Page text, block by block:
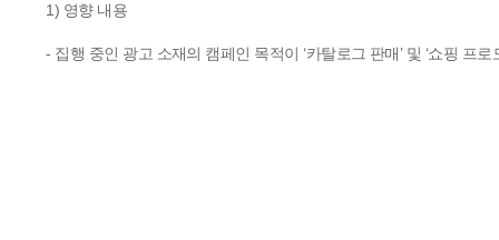
1) 영향 내용
- 집행 중인 광고 소재의 캠페인 목적이 ‘카탈로그 판매 ’ 및 ‘쇼핑 프로